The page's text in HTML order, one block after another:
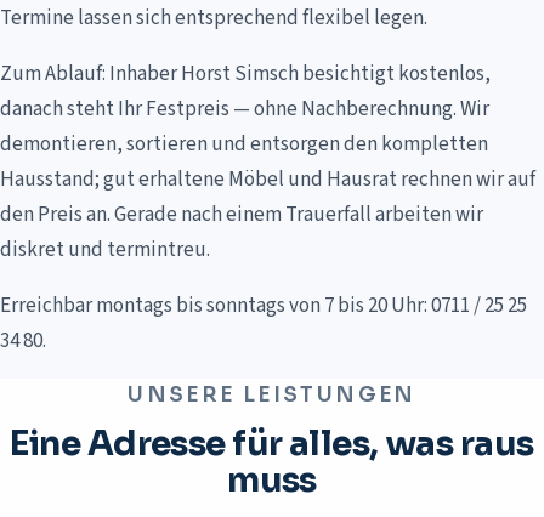
Termine lassen sich entsprechend flexibel legen.
Zum Ablauf: Inhaber Horst Simsch besichtigt kostenlos,
danach steht Ihr Festpreis — ohne Nachberechnung. Wir
demontieren, sortieren und entsorgen den kompletten
Hausstand; gut erhaltene Möbel und Hausrat rechnen wir auf
den Preis an. Gerade nach einem Trauerfall arbeiten wir
diskret und termintreu.
Erreichbar montags bis sonntags von 7 bis 20 Uhr: 0711 / 25 25
34 80.
UNSERE LEISTUNGEN
Eine Adresse für alles, was raus
muss